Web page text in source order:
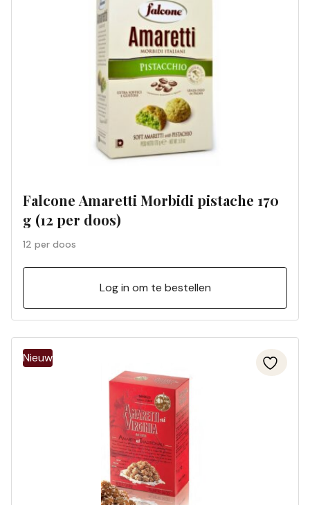
Falcone Amaretti Morbidi pistache 170
g (12 per doos)
12 per doos
Log in om te bestellen